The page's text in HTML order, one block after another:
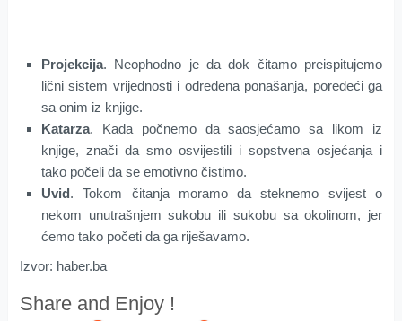
Projekcija. Neophodno je da dok čitamo preispitujemo
lični sistem vrijednosti i određena ponašanja, poredeći ga
sa onim iz knjige.
Katarza. Kada počnemo da saosjećamo sa likom iz
knjige, znači da smo osvijestili i sopstvena osjećanja i
tako počeli da se emotivno čistimo.
Uvid. Tokom čitanja moramo da steknemo svijest o
nekom unutrašnjem sukobu ili sukobu sa okolinom, jer
ćemo tako početi da ga riješavamo.
Izvor: haber.ba
Share and Enjoy !